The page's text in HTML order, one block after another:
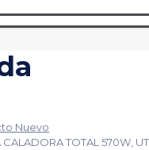
Nuevo
CALADORA TOTAL 570W,